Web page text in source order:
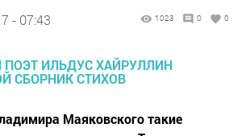
- 07:43 1023 0 0
Маяковского такие